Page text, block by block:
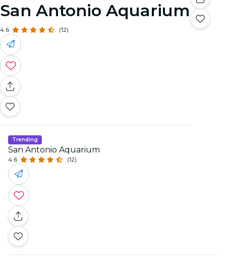
San Antonio Aquarium
4.6 (12)
Trending
San Antonio Aquarium
4.6 (12)